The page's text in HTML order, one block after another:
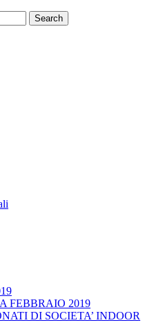
Search
FEBBRAIO 2019
DI SOCIETA’ INDOOR